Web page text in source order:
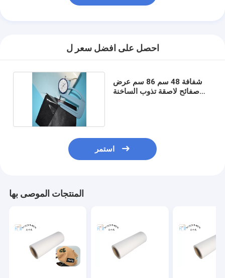
احصل على افضل سعر ل
شفافة 48 سم 86 سم عرض
صفائح لاصقة تذوب الساخنة
استمر
المنتجات الموصى بها